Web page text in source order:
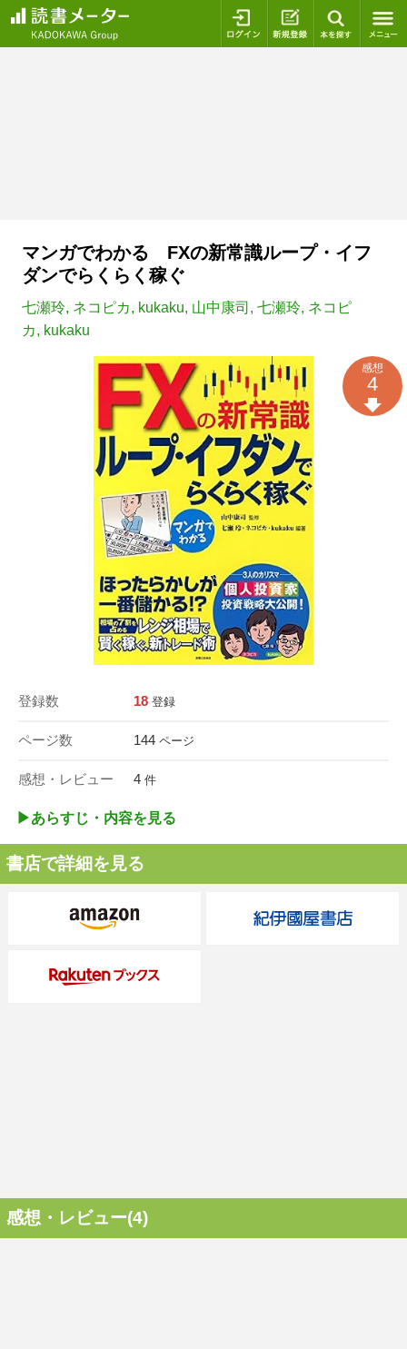
ログイン 新規登録
マンガでわかる FXの新常識ループ・イフ
ダンでらくらく稼ぐ
七瀬玲, ネコピカ, kukaku, 山中康司 , 七瀬玲, ネコピ
カ, kukaku
登録数 18 登録
ページ数 144 ページ
感想・レビュー 4 件
感想
4
▶︎あらすじ・内容を見る
書店で詳細を見る
感想・レビュー(4)